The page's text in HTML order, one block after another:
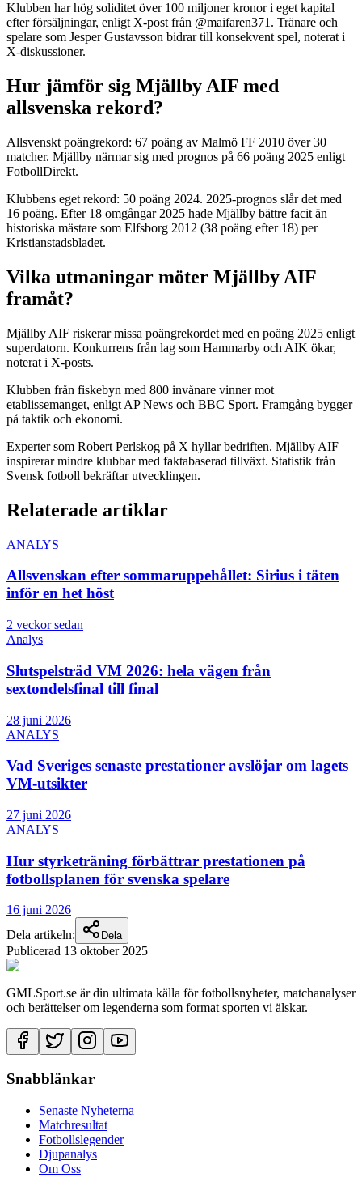
Klubben har hög soliditet över 100 miljoner kronor i eget kapital
efter försäljningar, enligt X-post från @maifaren371. Tränare och
spelare som Jesper Gustavsson bidrar till konsekvent spel, noterat i
X-diskussioner.
Hur jämför sig Mjällby AIF med
allsvenska rekord?
Allsvenskt poängrekord: 67 poäng av Malmö FF 2010 över 30
matcher. Mjällby närmar sig med prognos på 66 poäng 2025 enligt
FotbollDirekt.
Klubbens eget rekord: 50 poäng 2024. 2025-prognos slår det med
16 poäng. Efter 18 omgångar 2025 hade Mjällby bättre facit än
historiska mästare som Elfsborg 2012 (38 poäng efter 18) per
Kristianstadsbladet.
Vilka utmaningar möter Mjällby AIF
framåt?
Mjällby AIF riskerar missa poängrekordet med en poäng 2025 enligt
superdatorn. Konkurrens från lag som Hammarby och AIK ökar,
noterat i X-posts.
Klubben från fiskebyn med 800 invånare vinner mot
etablissemanget, enligt AP News och BBC Sport. Framgång bygger
på taktik och ekonomi.
Experter som Robert Perlskog på X hyllar bedriften. Mjällby AIF
inspirerar mindre klubbar med faktabaserad tillväxt. Statistik från
Svensk fotboll bekräftar utvecklingen.
Relaterade artiklar
ANALYS
Allsvenskan efter sommaruppehållet: Sirius i täten
inför en het höst
2 veckor sedan
Analys
Slutspelsträd VM 2026: hela vägen från
sextondelsfinal till final
28 juni 2026
ANALYS
Vad Sveriges senaste prestationer avslöjar om lagets
VM-utsikter
27 juni 2026
ANALYS
Hur styrketräning förbättrar prestationen på
fotbollsplanen för svenska spelare
16 juni 2026
Dela artikeln:
Dela
Publicerad 13 oktober 2025
GMLSport.se är din ultimata källa för fotbollsnyheter, matchanalyser
och berättelser om legenderna som format sporten vi älskar.
Snabblänkar
Senaste Nyheterna
Matchresultat
Fotbollslegender
Djupanalys
Om Oss